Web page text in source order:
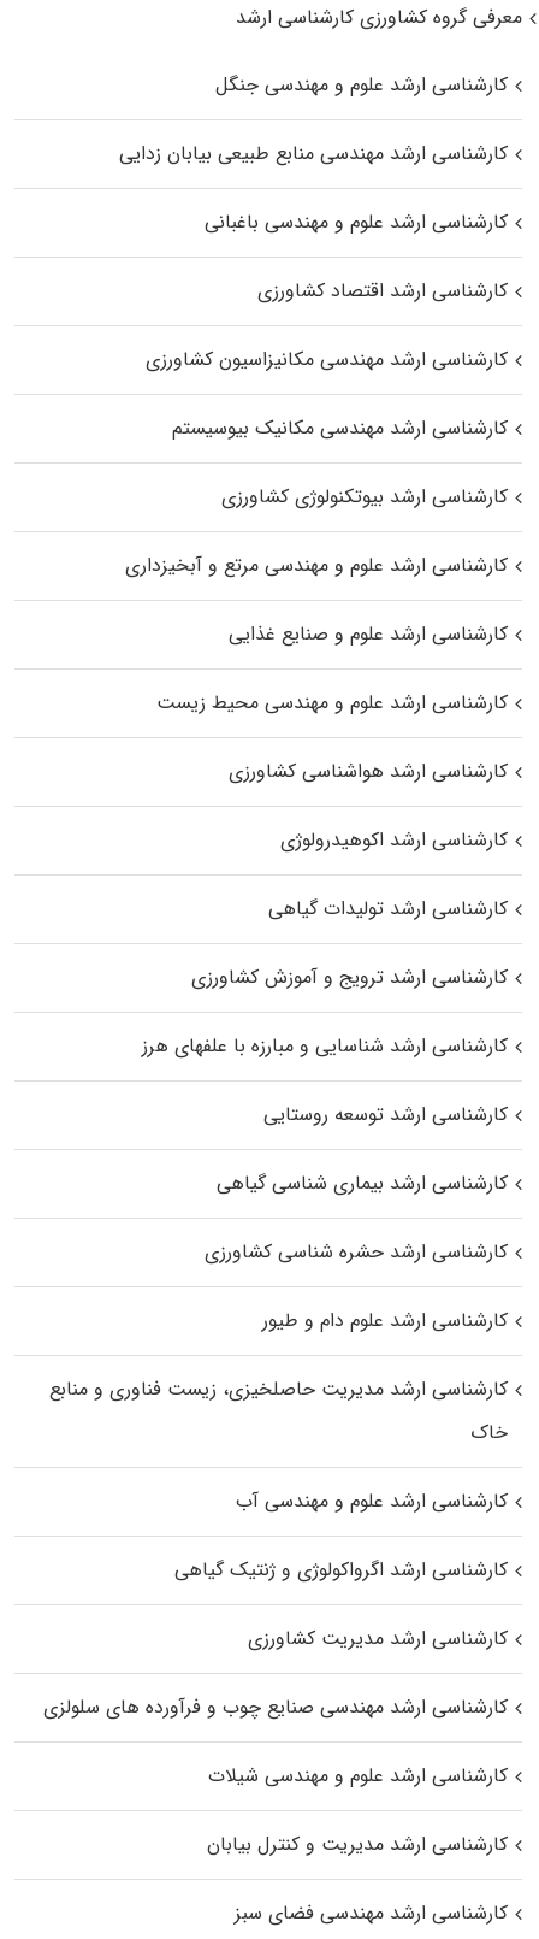
معرفی گروه کشاورزی کارشناسی ارشد
کارشناسی ارشد علوم و مهندسی جنگل
کارشناسی ارشد مهندسی منابع طبیعی بیابان زدایی
کارشناسی ارشد علوم و مهندسی باغبانی
کارشناسی ارشد اقتصاد کشاورزی
کارشناسی ارشد مهندسی مکانیزاسیون کشاورزی
کارشناسی ارشد مهندسی مکانیک بیوسیستم
کارشناسی ارشد بیوتکنولوژی کشاورزی
کارشناسی ارشد علوم و مهندسی مرتع و آبخیزداری
کارشناسی ارشد علوم و صنایع غذایی
کارشناسی ارشد علوم و مهندسی محیط زیست
کارشناسی ارشد هواشناسی کشاورزی
کارشناسی ارشد اکوهیدرولوژی
کارشناسی ارشد تولیدات گیاهی
کارشناسی ارشد ترویج و آموزش کشاورزی
کارشناسی ارشد شناسایی و مبارزه با علفهای هرز
کارشناسی ارشد توسعه روستایی
کارشناسی ارشد بیماری‌ شناسی گیاهی
کارشناسی ارشد حشره‌ شناسی کشاورزی
کارشناسی ارشد علوم دام و طیور
کارشناسی ارشد مدیریت حاصلخیزی، زیست فناوری و منابع
خاک
کارشناسی ارشد علوم و مهندسی آب
کارشناسی ارشد اگرواکولوژی و ژنتیک گیاهی
کارشناسی ارشد مدیریت کشاورزی
کارشناسی ارشد مهندسی صنایع چوب و فرآورده‌ های سلولزی
کارشناسی ارشد علوم و مهندسی شیلات
کارشناسی ارشد مدیریت و کنترل بیابان
کارشناسی ارشد مهندسی فضای سبز